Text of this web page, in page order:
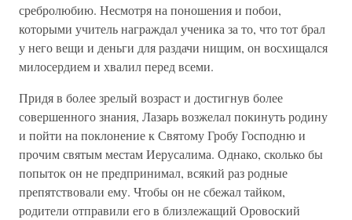
сребролюбию. Несмотря на поношения и побои,
которыми учитель награждал ученика за то, что тот брал
у него вещи и деньги для раздачи нищим, он восхищался
милосердием и хвалил перед всеми.
Придя в более зрелый возраст и достигнув более
совершенного знания, Лазарь возжелал покинуть родину
и пойти на поклонение к Святому Гробу Господню и
прочим святым местам Иерусалима. Однако, сколько бы
попыток он не предпринимал, всякий раз родные
препятствовали ему. Чтобы он не сбежал тайком,
родители отправили его в близлежащий Оровоский